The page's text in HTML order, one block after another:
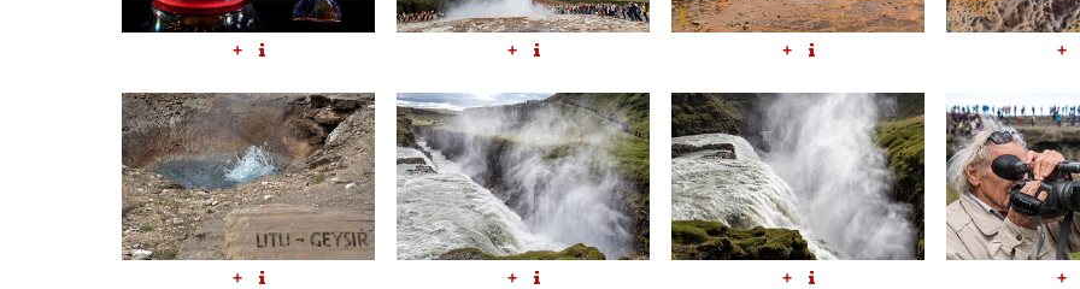
+ + + +
+ + + +